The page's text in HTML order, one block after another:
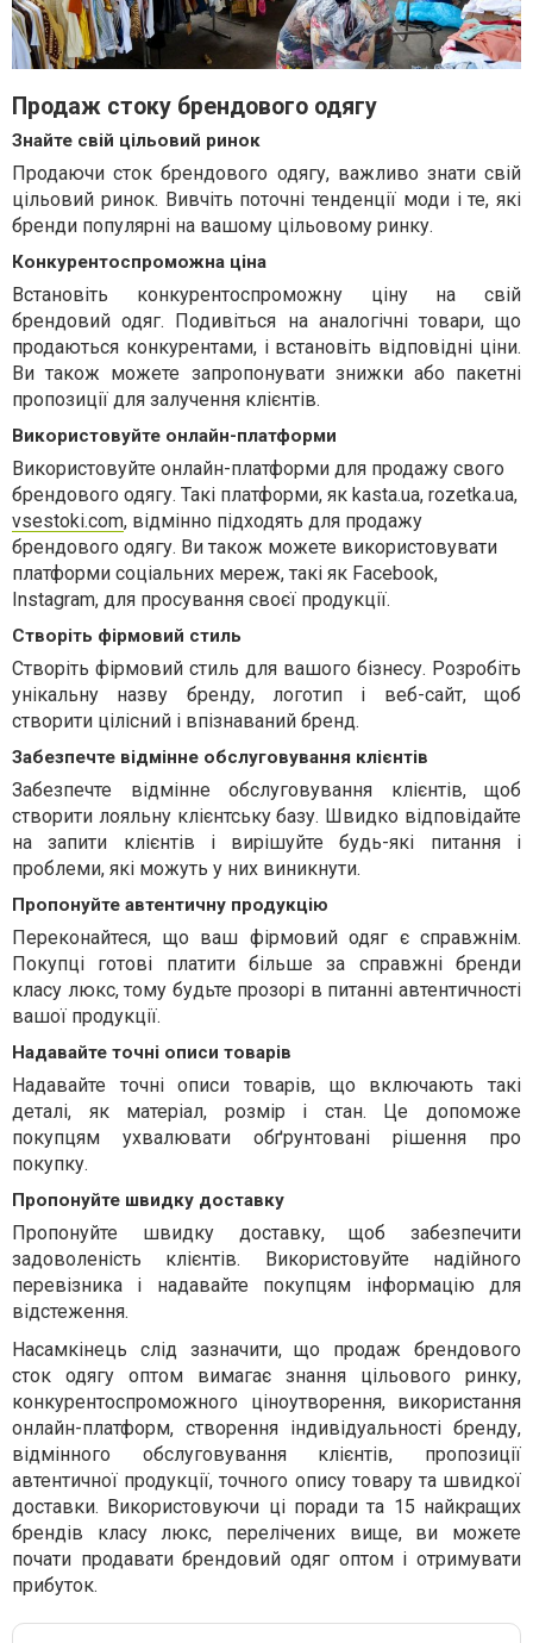
Продаж стоку брендового одягу
Знайте свій цільовий ринок
Продаючи сток брендового одягу, важливо знати свій
цільовий ринок. Вивчіть поточні тенденції моди і те, які
бренди популярні на вашому цільовому ринку.
Конкурентоспроможна ціна
Встановіть конкурентоспроможну ціну на свій
брендовий одяг. Подивіться на аналогічні товари, що
продаються конкурентами, і встановіть відповідні ціни.
Ви також можете запропонувати знижки або пакетні
пропозиції для залучення клієнтів.
Використовуйте онлайн-платформи
Використовуйте онлайн-платформи для продажу свого
брендового одягу. Такі платформи, як kasta.ua, rozetka.ua,
vsestoki.com, відмінно підходять для продажу
брендового одягу. Ви також можете використовувати
платформи соціальних мереж, такі як Facebook,
Instagram, для просування своєї продукції.
Створіть фірмовий стиль
Створіть фірмовий стиль для вашого бізнесу. Розробіть
унікальну назву бренду, логотип і веб-сайт, щоб
створити цілісний і впізнаваний бренд.
Забезпечте відмінне обслуговування клієнтів
Забезпечте відмінне обслуговування клієнтів, щоб
створити лояльну клієнтську базу. Швидко відповідайте
на запити клієнтів і вирішуйте будь-які питання і
проблеми, які можуть у них виникнути.
Пропонуйте автентичну продукцію
Переконайтеся, що ваш фірмовий одяг є справжнім.
Покупці готові платити більше за справжні бренди
класу люкс, тому будьте прозорі в питанні автентичності
вашої продукції.
Надавайте точні описи товарів
Надавайте точні описи товарів, що включають такі
деталі, як матеріал, розмір і стан. Це допоможе
покупцям ухвалювати обґрунтовані рішення про
покупку.
Пропонуйте швидку доставку
Пропонуйте швидку доставку, щоб забезпечити
задоволеність клієнтів. Використовуйте надійного
перевізника і надавайте покупцям інформацію для
відстеження.
Насамкінець слід зазначити, що продаж брендового
сток одягу оптом вимагає знання цільового ринку,
конкурентоспроможного ціноутворення, використання
онлайн-платформ, створення індивідуальності бренду,
відмінного обслуговування клієнтів, пропозиції
автентичної продукції, точного опису товару та швидкої
доставки. Використовуючи ці поради та 15 найкращих
брендів класу люкс, перелічених вище, ви можете
почати продавати брендовий одяг оптом і отримувати
прибуток.